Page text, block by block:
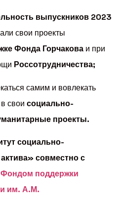
выпускников 2023
свои проекты
Фонда Горчакова и при
Россотрудничества;
самим и вовлекать
свои социально-
проекты.
социально-
совместно с
Фондом поддержки
им. А.М.